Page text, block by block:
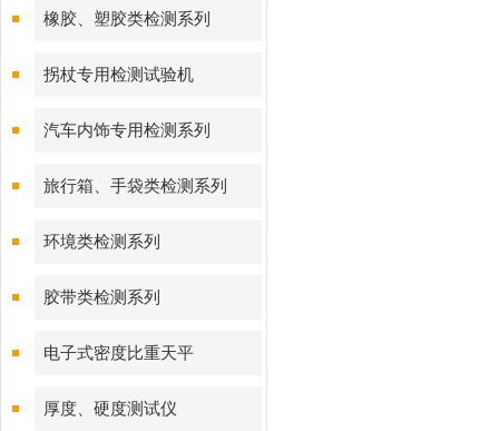
橡胶、塑胶类检测系列
拐杖专用检测试验机
汽车内饰专用检测系列
旅行箱、手袋类检测系列
环境类检测系列
胶带类检测系列
电子式密度比重天平
厚度、硬度测试仪